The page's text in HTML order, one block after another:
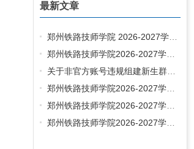
最新文章
郑州铁路技师学院 2026-2027学年学生床上用品采购项目定标通知书
郑州铁路技师学院2026-2027学年学生床上用品采购项目中标候选人公示
关于非官方账号违规组建新生群的声明
郑州铁路技师学院2026-2027学年学生床上用品采购项目重新开标公告
郑州铁路技师学院2026-2027学年学生床上用品采购项目招标暂停公告
郑州铁路技师学院2026-2027学年学生校服采购项目中标候选人公示